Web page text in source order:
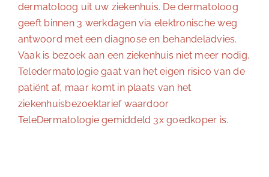
dermatoloog uit uw ziekenhuis. De dermatoloog
geeft binnen 3 werkdagen via elektronische weg
antwoord met een diagnose en behandeladvies.
Vaak is bezoek aan een ziekenhuis niet meer nodig.
Teledermatologie gaat van het eigen risico van de
patiënt af, maar komt in plaats van het
ziekenhuisbezoektarief waardoor
TeleDermatologie gemiddeld 3x goedkoper is.